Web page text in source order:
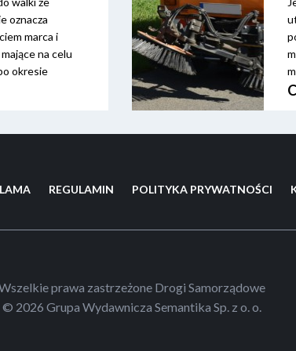
oznacza
marca i
na celu
okresie
odpływu
REGULAMIN POLITYKA PRYWATNOŚCI
prawa zastrzeżone Drogi Samorządowe
© 2026 Grupa Wydawnicza Semantika Sp. z o. o.